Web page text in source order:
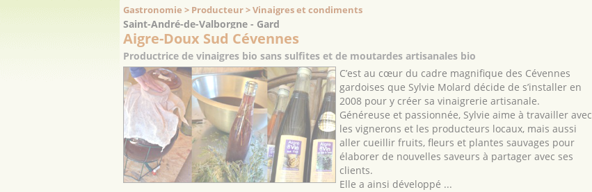
Gastronomie > Producteur > Vinaigres et condiments
Saint-André-de-Valborgne - Gard
Aigre-Doux Sud Cévennes
Productrice de vinaigres bio sans sulfites et de moutardes artisanales bio
C’est au cœur du cadre magnifique des Cévennes
gardoises que Sylvie Molard décide de s’installer en
2008 pour y créer sa vinaigrerie artisanale.
Généreuse et passionnée, Sylvie aime à travailler avec
les vignerons et les producteurs locaux, mais aussi
aller cueillir fruits, fleurs et plantes sauvages pour
élaborer de nouvelles saveurs à partager avec ses
clients.
Elle a ainsi développé ...